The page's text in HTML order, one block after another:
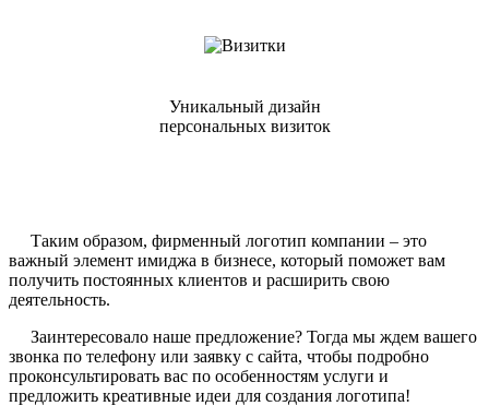
Уникальный дизайн
персональных визиток
Таким образом, фирменный логотип компании – это
важный элемент имиджа в бизнесе, который поможет вам
получить постоянных клиентов и расширить свою
деятельность.
Заинтересовало наше предложение? Тогда мы ждем вашего
звонка по телефону или заявку с сайта, чтобы подробно
проконсультировать вас по особенностям услуги и
предложить креативные идеи для создания логотипа!